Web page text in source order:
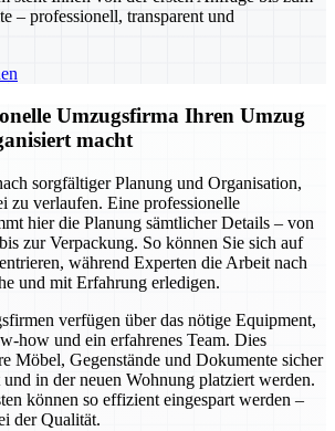
– professionell, transparent und
Umzugsfirma Ihren Umzug
macht
sorgfältiger Planung und Organisation,
zu verlaufen. Eine professionelle
hier die Planung sämtlicher Details – von
zur Verpackung. So können Sie sich auf
während Experten die Arbeit nach
und mit Erfahrung erledigen.
verfügen über das nötige Equipment,
how und ein erfahrenes Team. Dies
Möbel, Gegenstände und Dokumente sicher
in der neuen Wohnung platziert werden.
können so effizient eingespart werden –
der Qualität.